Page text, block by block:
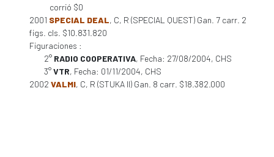
corrió $0
2001 SPECIAL DEAL, C, R (SPECIAL QUEST) Gan. 7 carr. 2
figs. cls. $10.831.820
Figuraciones :
2° RADIO COOPERATIVA, Fecha: 27/08/2004, CHS
3°VTR, Fecha: 01/11/2004, CHS
2002 VALMI, C, R (STUKA II) Gan. 8 carr. $18.382.000